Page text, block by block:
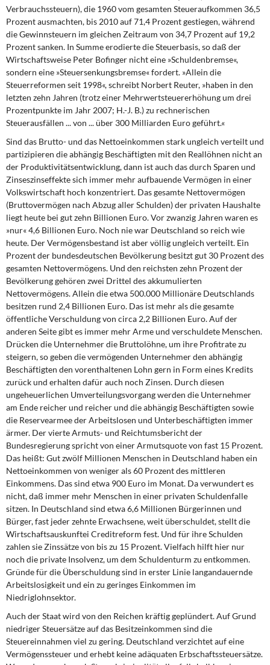
Verbrauchssteuern), die 1960 vom gesamten Steueraufkommen 36,5
Prozent ausmachten, bis 2010 auf 71,4 Prozent gestiegen, während
die Gewinnsteuern im gleichen Zeitraum von 34,7 Prozent auf 19,2
Prozent sanken. In Summe erodierte die Steuerbasis, so daß der
Wirtschaftsweise Peter Bofinger nicht eine »Schuldenbremse«,
sondern eine »Steuersenkungsbremse« fordert. »Allein die
Steuerreformen seit 1998«, schreibt Norbert Reuter, »haben in den
letzten zehn Jahren (trotz einer Mehrwertsteuererhöhung um drei
Prozentpunkte im Jahr 2007; H.-J. B.) zu rechnerischen
Steuerausfällen ... von ... über 300 Milliarden Euro geführt.«
Sind das Brutto- und das Nettoeinkommen stark ungleich verteilt und
partizipieren die abhängig Beschäftigten mit den Reallöhnen nicht an
der Produktivitätsentwicklung, dann ist auch das durch Sparen und
Zinseszinseffekte sich immer mehr aufbauende Vermögen in einer
Volkswirtschaft hoch konzentriert. Das gesamte Nettovermögen
(Bruttovermögen nach Abzug aller Schulden) der privaten Haushalte
liegt heute bei gut zehn Billionen Euro. Vor zwanzig Jahren waren es
»nur« 4,6 Billionen Euro. Noch nie war Deutschland so reich wie
heute. Der Vermögensbestand ist aber völlig ungleich verteilt. Ein
Prozent der bundesdeutschen Bevölkerung besitzt gut 30 Prozent des
gesamten Nettovermögens. Und den reichsten zehn Prozent der
Bevölkerung gehören zwei Drittel des akkumulierten
Nettovermögens. Allein die etwa 500.000 Millionäre Deutschlands
besitzen rund 2,4 Billionen Euro. Das ist mehr als die gesamte
öffentliche Verschuldung von circa 2,2 Billionen Euro. Auf der
anderen Seite gibt es immer mehr Arme und verschuldete Menschen.
Drücken die Unternehmer die Bruttolöhne, um ihre Profitrate zu
steigern, so geben die vermögenden Unternehmer den abhängig
Beschäftigten den vorenthaltenen Lohn gern in Form eines Kredits
zurück und erhalten dafür auch noch Zinsen. Durch diesen
ungeheuerlichen Umverteilungsvorgang werden die Unternehmer
am Ende reicher und reicher und die abhängig Beschäftigten sowie
die Reservearmee der Arbeitslosen und Unterbeschäftigten immer
ärmer. Der vierte Armuts- und Reichtumsbericht der
Bundesregierung spricht von einer Armutsquote von fast 15 Prozent.
Das heißt: Gut zwölf Millionen Menschen in Deutschland haben ein
Nettoeinkommen von weniger als 60 Prozent des mittleren
Einkommens. Das sind etwa 900 Euro im Monat. Da verwundert es
nicht, daß immer mehr Menschen in einer privaten Schuldenfalle
sitzen. In Deutschland sind etwa 6,6 Millionen Bürgerinnen und
Bürger, fast jeder zehnte Erwachsene, weit überschuldet, stellt die
Wirtschaftsauskunftei Creditreform fest. Und für ihre Schulden
zahlen sie Zinssätze von bis zu 15 Prozent. Vielfach hilft hier nur
noch die private Insolvenz, um dem Schuldenturm zu entkommen.
Gründe für die Überschuldung sind in erster Linie langandauernde
Arbeitslosigkeit und ein zu geringes Einkommen im
Niedriglohnsektor.
Auch der Staat wird von den Reichen kräftig geplündert. Auf Grund
niedriger Steuersätze auf das Besitzeinkommen sind die
Steuereinnahmen viel zu gering. Deutschland verzichtet auf eine
Vermögenssteuer und erhebt keine adäquaten Erbschaftssteuersätze.